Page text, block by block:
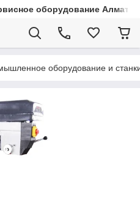
оборудование Алматы
оборудование и